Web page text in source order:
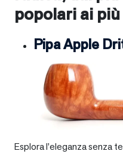
popolari ai
Pipa Apple
Esplora l’eleganza senza